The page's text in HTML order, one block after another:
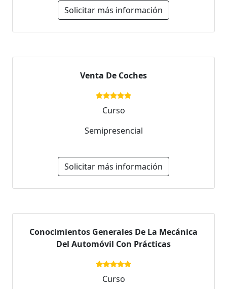
Solicitar más información
Venta De Coches
Curso
Semipresencial
Solicitar más información
Conocimientos Generales De La Mecánica
Del Automóvil Con Prácticas
Curso